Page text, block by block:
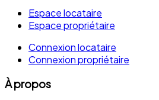
Espace locataire
Espace propriétaire
Connexion locataire
Connexion propriétaire
À propos